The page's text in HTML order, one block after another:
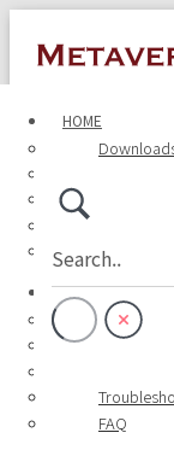
HOME
Contact US
MANUAL WIKI
행성관리자
행성매니
FAQ
Metaversity